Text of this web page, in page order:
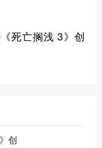
死亡搁浅 3》创
创